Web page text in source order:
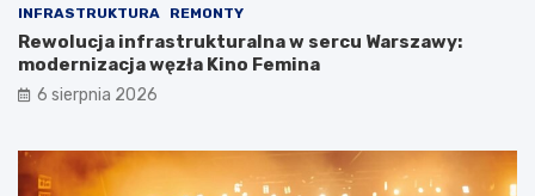
INFRASTRUKTURA REMONTY
Rewolucja infrastrukturalna w sercu Warszawy:
modernizacja węzła Kino Femina
6 sierpnia 2026